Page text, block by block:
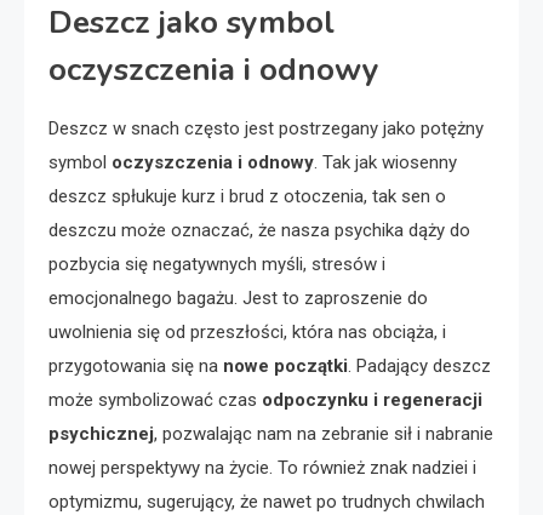
Deszcz jako symbol
oczyszczenia i odnowy
Deszcz w snach często jest postrzegany jako potężny
symbol oczyszczenia i odnowy. Tak jak wiosenny
deszcz spłukuje kurz i brud z otoczenia, tak sen o
deszczu może oznaczać, że nasza psychika dąży do
pozbycia się negatywnych myśli, stresów i
emocjonalnego bagażu. Jest to zaproszenie do
uwolnienia się od przeszłości, która nas obciąża, i
przygotowania się na nowe początki. Padający deszcz
może symbolizować czas odpoczynku i regeneracji
psychicznej, pozwalając nam na zebranie sił i nabranie
nowej perspektywy na życie. To również znak nadziei i
optymizmu, sugerujący, że nawet po trudnych chwilach